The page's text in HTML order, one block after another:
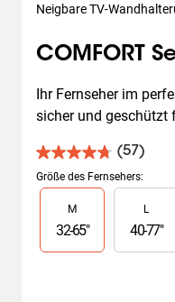
Neigbare TV-
COMFORT
Ihr Fernseher im
sicher und geschützt
(57)
4.8
von
5
Sternen.
Bewertungen
Größe des Fernsehers:
Slide 1 of 2
M
32-65"
L
40-77"